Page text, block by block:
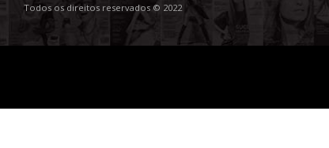
Todos os direitos reservados © 2022